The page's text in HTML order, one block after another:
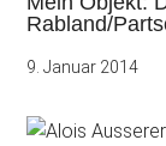
Rabland/
9. Januar 2014